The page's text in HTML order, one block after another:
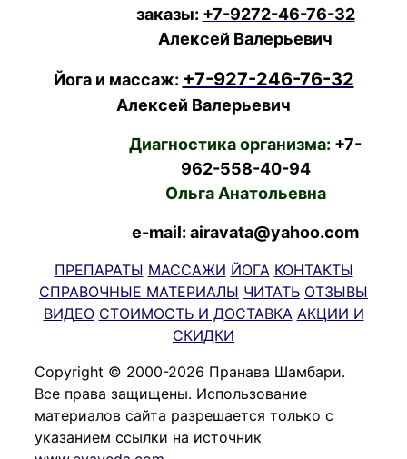
заказы: +7-9272-46-76-32
Алексей Валерьевич
Йога и массаж: +7-927-246-76-32
Алексей Валерьевич
Диагностика организма: +7-
962-558-40-94
Ольга Анатольевна
e-mail: airavata@yahoo.com
ПРЕПАРАТЫ МАССАЖИ ЙОГА КОНТАКТЫ
СПРАВОЧНЫЕ МАТЕРИАЛЫ ЧИТАТЬ ОТЗЫВЫ
ВИДЕО СТОИМОСТЬ И ДОСТАВКА АКЦИИ И
СКИДКИ
Copyright © 2000-2026 Пранава Шамбари.
Все права защищены. Использование
материалов сайта разрешается только с
указанием ссылки на источник